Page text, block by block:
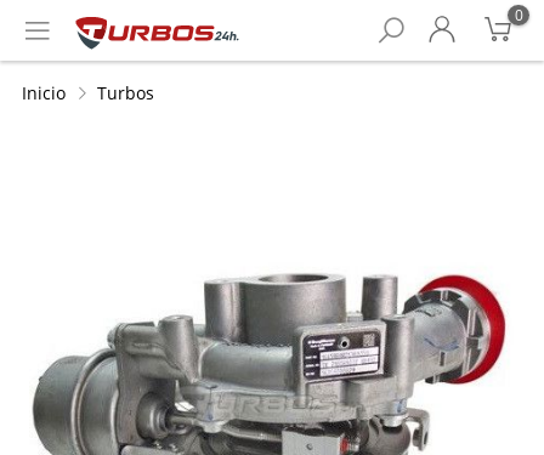
0
Inicio Turbos